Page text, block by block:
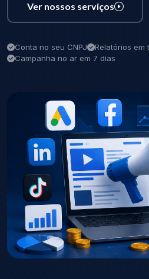
Ver nossos serviços
Conta no seu CNPJ
Relatórios em
Campanha no ar em 7 dias